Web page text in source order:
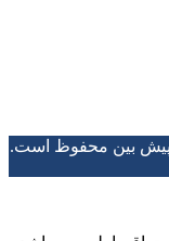
پیش بین محفوظ است.